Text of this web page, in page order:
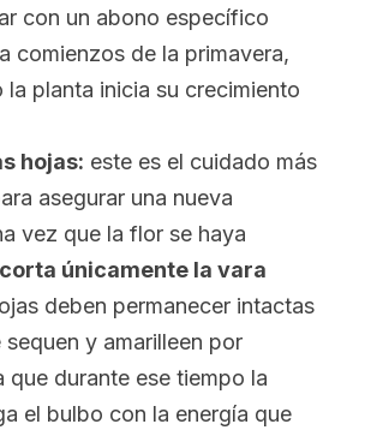
con un abono específico
comienzos de la primavera,
la planta inicia su crecimiento
hojas: este es el cuidado más
asegurar una nueva
vez que la flor se haya
corta únicamente la vara
deben permanecer intactas
sequen y amarilleen por
que durante ese tiempo la
el bulbo con la energía que